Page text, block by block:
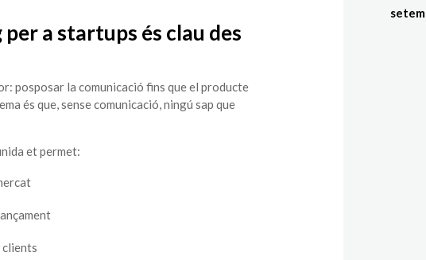
a startups és clau des
posposar la comunicació fins que el producte
és que, sense comunicació, ningú sap que
et permet: